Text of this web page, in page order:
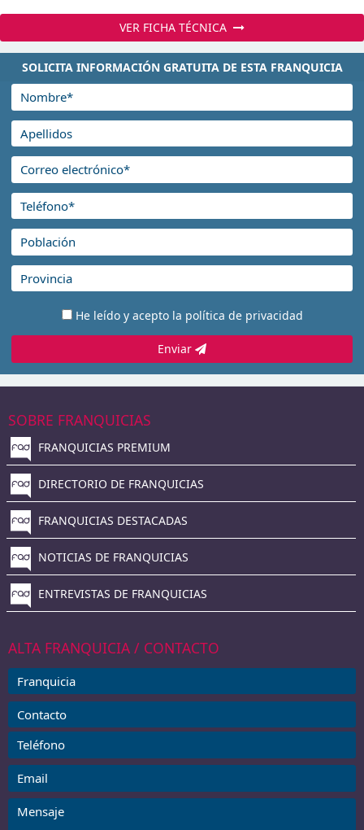
VER FICHA TÉCNICA
SOLICITA INFORMACIÓN GRATUITA DE ESTA FRANQUICIA
He leído y acepto la política de privacidad
Enviar
SOBRE FRANQUICIAS
FRANQUICIAS PREMIUM
DIRECTORIO DE FRANQUICIAS
FRANQUICIAS DESTACADAS
NOTICIAS DE FRANQUICIAS
ENTREVISTAS DE FRANQUICIAS
ALTA FRANQUICIA / CONTACTO